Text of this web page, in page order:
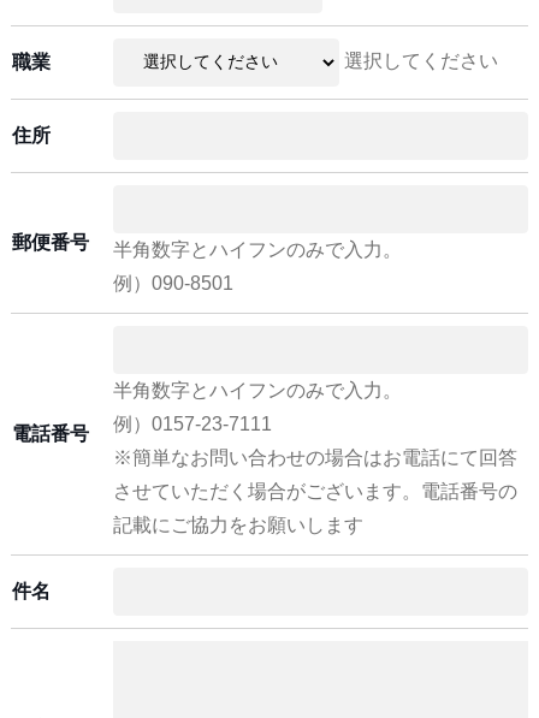
職業 選択してください
住所
郵便番号
半角数字とハイフンのみで入力。
例）090-8501
電話番号
半角数字とハイフンのみで入力。
例）0157-23-7111
※簡単なお問い合わせの場合はお電話にて回答
させていただく場合がございます。電話番号の
記載にご協力をお願いします
件名